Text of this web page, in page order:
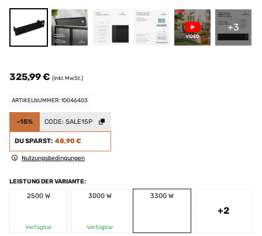
+3
325,99 € (inkl. MwSt.)
ARTIKELNUMMER: 10046403
-15% CODE: SALE15P
DU SPARST: 48,90 €
Nutzungsbedingungen
LEISTUNG DER VARIANTE:
2500 W
Verfügbar
3000 W
Verfügbar
3300 W
+2